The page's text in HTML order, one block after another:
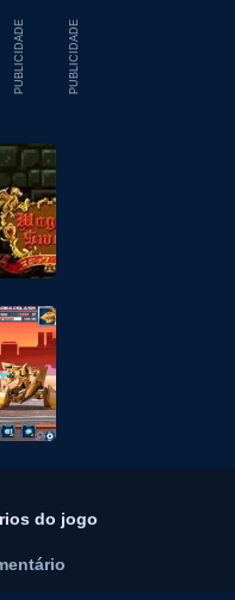
PUBLICIDADE
PUBLICIDADE
do jogo